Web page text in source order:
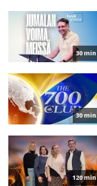
30 min
30 min
120 min